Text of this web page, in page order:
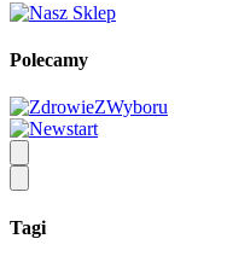
Polecamy
Tagi